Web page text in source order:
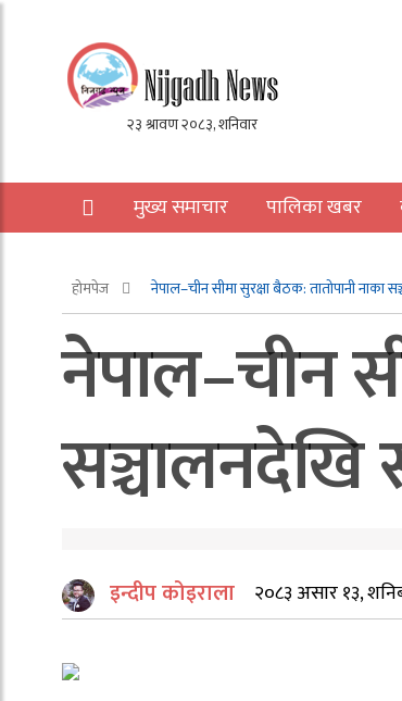
मुख्य समाचार पालिका खबर
होमपेज नेपाल–चीन सीमा सुरक्षा बैठक: तातोपानी नाका
नेपाल–चीन
सञ्चालनदेखि
इन्दीप कोइराला २०८३ असार १३,